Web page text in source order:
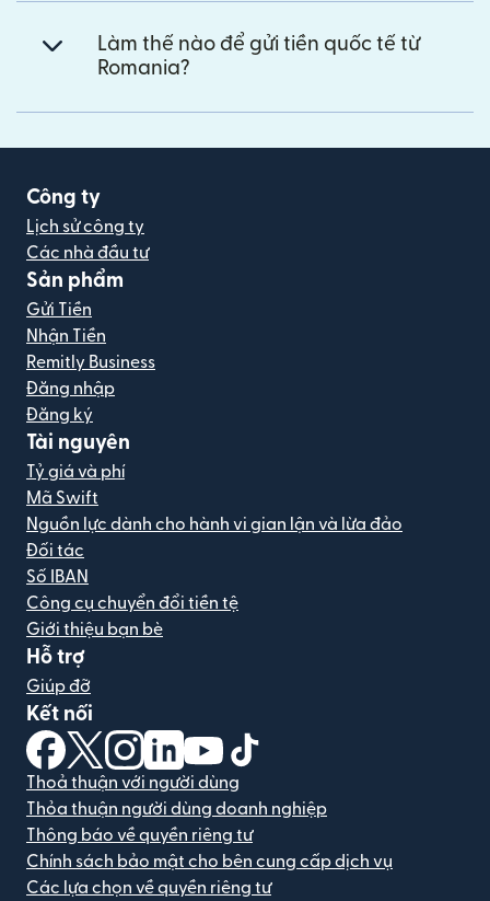
Làm thế nào để gửi tiền quốc tế từ
Romania?
Công ty
Lịch sử công ty
Các nhà đầu tư
Sản phẩm
Gửi Tiền
Nhận Tiền
Remitly Business
Đăng nhập
Đăng ký
Tài nguyên
Tỷ giá và phí
Mã Swift
Nguồn lực dành cho hành vi gian lận và lừa đảo
Đối tác
Số IBAN
Công cụ chuyển đổi tiền tệ
Giới thiệu bạn bè
Hỗ trợ
Giúp đỡ
Kết nối
(mở trong cửa sổ mới)
(mở trong cửa sổ mới)
(mở trong cửa sổ mới)
(mở trong cửa sổ mới)
(mở trong cửa sổ mới)
Thoả thuận với người dùng
Thỏa thuận người dùng doanh nghiệp
Thông báo về quyền riêng tư
Chính sách bảo mật cho bên cung cấp dịch vụ
Các lựa chọn về quyền riêng tư